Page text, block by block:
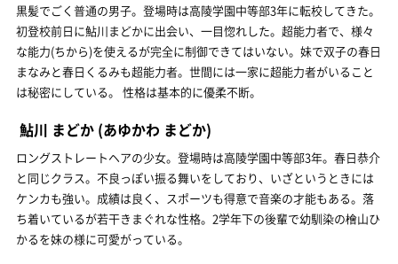
黒髪でごく普通の男子。登場時は高陵学園中等部3年に転校してきた。
初登校前日に鮎川まどかに出会い、一目惚れした。超能力者で、様々
な能力(ちから)を使えるが完全に制御できてはいない。妹で双子の春日
まなみと春日くるみも超能力者。世間には一家に超能力者がいること
は秘密にしている。 性格は基本的に優柔不断。
鮎川 まどか (あゆかわ まどか)
ロングストレートヘアの少女。登場時は高陵学園中等部3年。春日恭介
と同じクラス。不良っぽい振る舞いをしており、いざというときには
ケンカも強い。成績は良く、スポーツも得意で音楽の才能もある。落
ち着いているが若干きまぐれな性格。2学年下の後輩で幼馴染の檜山ひ
かるを妹の様に可愛がっている。